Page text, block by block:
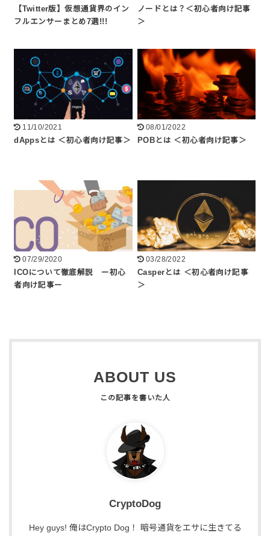
【Twitter版】仮想通貨界のイン
フルエンサーまとめ7選!!!
ノードとは？＜初心者向け記事
＞
11/10/2021
dAppsとは ＜初心者向け記事＞
08/01/2022
POBとは ＜初心者向け記事＞
07/29/2020
ICOについて徹底解説 ー初心
者向け記事ー
03/28/2022
Casperとは ＜初心者向け記事
＞
ABOUT US
CryptoDog
Hey guys! 俺はCrypto Dog！ 暗号通貨をエサに生きてる